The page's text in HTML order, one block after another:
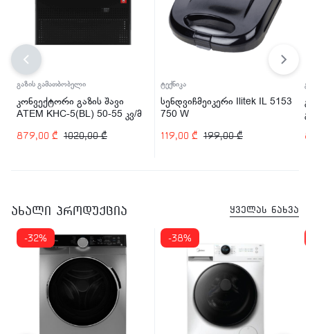
გაზის გამათბობელი
კონვექტორი გაზის შავი
ATEM KHC-5(BL) 50-55 კვ/მ
1020,00₾
879,00 ₾
ტექნიკა
სენდვიჩმეიკერი Ilitek IL 5153
750 W
199,00₾
119,00 ₾
ახალი პროდუქცია ყველას ნახვა
-32% -38%